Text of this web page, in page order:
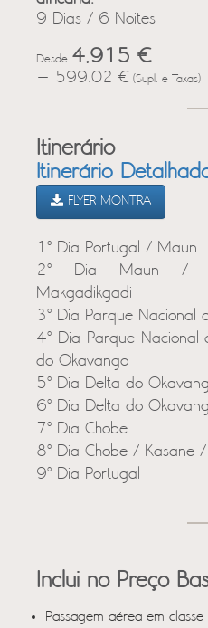
9 Dias / 6 Noites
Desde 4,915 €
+ 599.02 € (Supl. e Taxas)
Itinerário
Itinerário
FLYER MONTRA
1º Dia Portugal / Maun
2º Dia Maun /
Makgadikgadi
3º Dia Parque Nacional
4º Dia Parque
do Okavango
5º Dia Delta do
6º Dia Delta do
7º Dia Chobe
8º Dia Chobe / Kasane
9º Dia Portugal
Inclui no Preço
Passagem aérea em